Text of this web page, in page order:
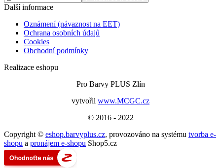
Další informace
Oznámení (návaznost na EET)
Ochrana osobních údajů
Cookies
Obchodní podmínky
Realizace eshopu
Pro Barvy PLUS Zlín
vytvořil www.MCGC.cz
© 2016 - 2022
Copyright © eshop.barvyplus.cz, provozováno na systému tvorba e-
shopu a pronájem e-shopu Shop5.cz